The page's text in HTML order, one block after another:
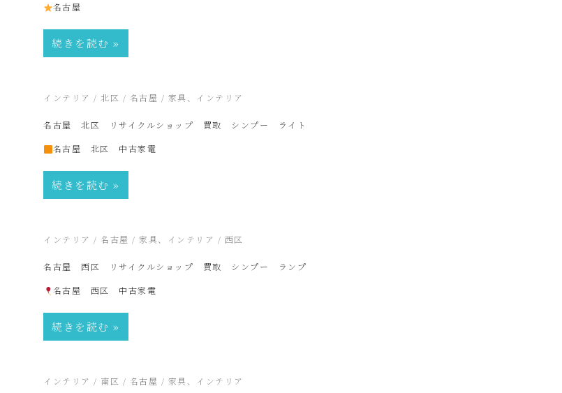
名古屋
続きを読む
2026年5月26日
インテリア / 北区 / 名古屋 / 家具、インテリア
名古屋 北区 リサイクルショップ 買取 シンプー ライト
名古屋 北区 中古家電
続きを読む
2026年5月24日
インテリア / 名古屋 / 家具、インテリア / 西区
名古屋 西区 リサイクルショップ 買取 シンプー ランプ
名古屋 西区 中古家電
続きを読む
2026年5月12日
インテリア / 南区 / 名古屋 / 家具、インテリア